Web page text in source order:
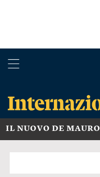
IL NUOVO DE MAURO